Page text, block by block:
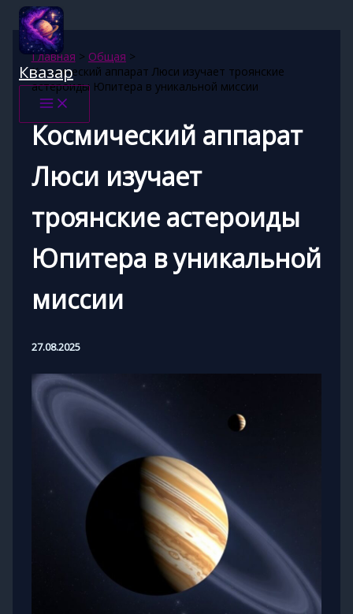
Перейти
содержимому
Квазар
Главная
Общая
Космический аппарат Люси изучает троянские
астероиды Юпитера в уникальной миссии
Космический аппарат
Люси изучает
троянские астероиды
Юпитера в уникальной
миссии
27.08.2025